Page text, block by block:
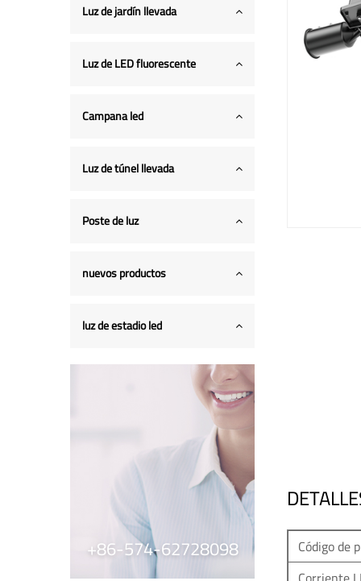
Luz de jardín llevada
Luz de LED fluorescente
Campana led
Luz de túnel llevada
Poste de luz
nuevos productos
luz de estadio led
+86-574-62728098
Código de